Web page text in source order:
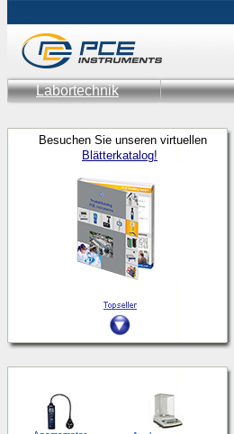
Labortechnik
Besuchen Sie unseren virtuellen
Blätterkatalog!